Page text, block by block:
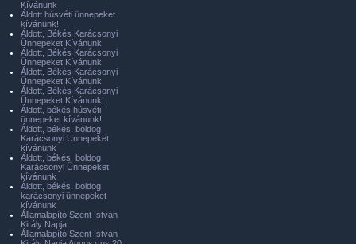
Kívánunk
Áldott húsvéti ünnepeket
kívánunk!
Áldott, Békés Karácsonyi
Ünnepeket Kívánunk
Áldott, Békés Karácsonyi
Ünnepeket Kívánunk
Áldott, Békés Karácsonyi
Ünnepeket Kívánunk
Áldott, Békés Karácsonyi
Ünnepeket Kívánunk!
Áldott, békés húsvéti
ünnepeket kívánunk!
Áldott, békés, boldog
Karácsonyi Ünnepeket
kívánunk
Áldott, békés, boldog
Karácsonyi Ünnepeket
kívánunk
Áldott, békés, boldog
karácsonyi ünnepeket
kívánunk
Államalapító Szent István
Király Napja
Államalapító Szent István